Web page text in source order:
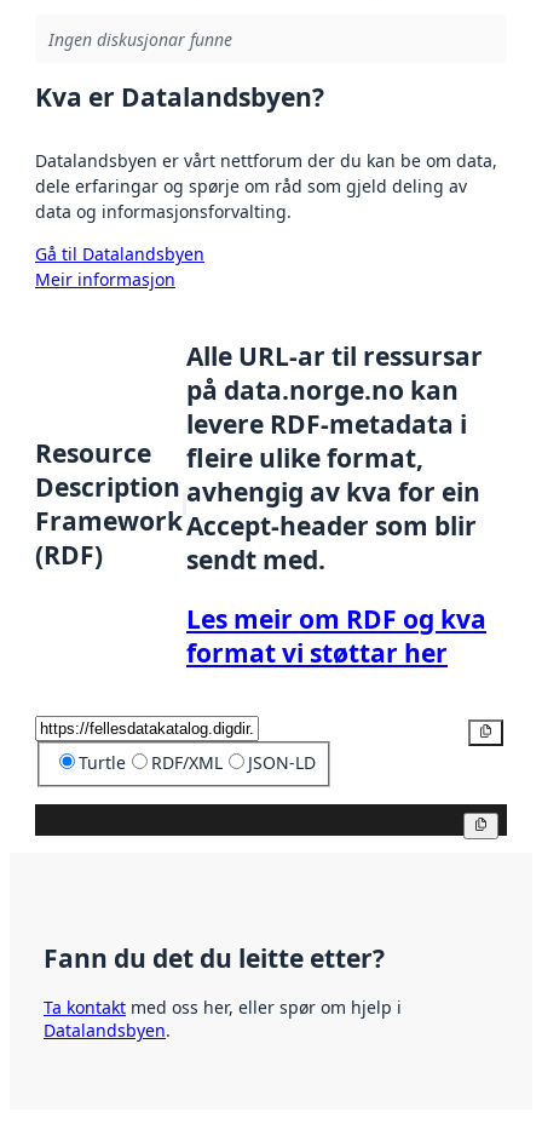
Ingen diskusjonar funne
Kva er Datalandsbyen?
Datalandsbyen er vårt nettforum der du kan be om data,
dele erfaringar og spørje om råd som gjeld deling av
data og informasjonsforvalting.
Gå til Datalandsbyen
Meir informasjon
Resource
Description
Framework
(RDF)
Alle URL-ar til ressursar
på data.norge.no kan
levere RDF-metadata i
fleire ulike format,
avhengig av kva for ein
Accept-header som blir
sendt med.
Les meir om RDF og kva
format vi støttar her
Turtle RDF/XML JSON-LD
Fann du det du leitte etter?
Ta kontakt med oss her, eller spør om hjelp i
Datalandsbyen.